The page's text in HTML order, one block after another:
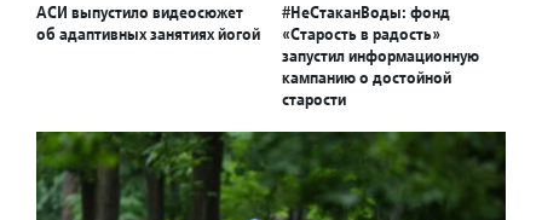
АСИ выпустило видеосюжет
об адаптивных занятиях йогой
#НеСтаканВоды: фонд
«Старость в радость»
запустил информационную
кампанию о достойной
старости